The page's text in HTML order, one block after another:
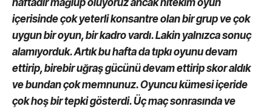
içerisinde çok yeterli konsantre olan bir grup ve çok
uygun bir oyun, bir kadro vardı. Lakin yalnızca sonuç
alamıyorduk. Artık bu hafta da tıpkı oyunu devam
ettirip, birebir uğraş gücünü devam ettirip skor aldık
ve bundan çok memnunuz. Oyuncu kümesi içeride
çok hoş bir tepki gösterdi. Üç maç sonrasında ve